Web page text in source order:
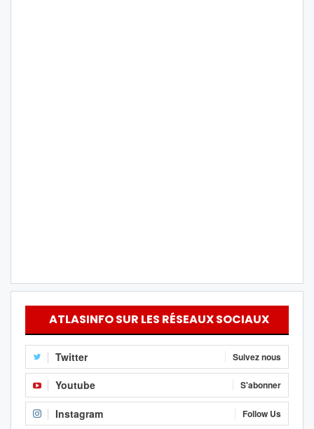
ATLASINFO SUR LES RÉSEAUX SOCIAUX
Twitter Suivez nous
Youtube S'abonner
Instagram Follow Us